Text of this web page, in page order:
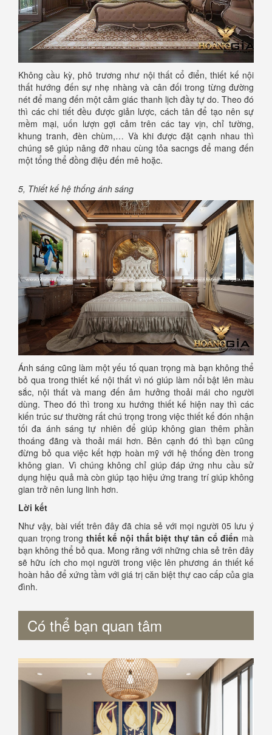
Không cầu kỳ, phô trương như nội thất cổ điển, thiết kế nội
thất hướng đến sự nhẹ nhàng và cân đối trong từng đường
nét để mang đến một cảm giác thanh lịch đầy tự do. Theo đó
thì các chi tiết đều được giản lược, cách tân để tạo nên sự
mềm mại, uốn lượn gợi cảm trên các tay vịn, chỉ tường,
khung tranh, đèn chùm,… Và khi được đặt cạnh nhau thì
chúng sẽ giúp nâng đỡ nhau cùng tỏa sacngs để mang đến
một tổng thể đồng điệu đến mê hoặc.
5, Thiết kế hệ thống ánh sáng
Ánh sáng cũng làm một yếu tố quan trọng mà bạn không thể
bỏ qua trong thiết kế nội thất vì nó giúp làm nổi bật lên màu
sắc, nội thất và mang đến âm hưởng thoải mái cho người
dùng. Theo đó thì trong xu hướng thiết kế hiện nay thì các
kiến trúc sư thường rất chú trọng trong việc thiết kế đón nhận
tối đa ánh sáng tự nhiên để giúp không gian thêm phần
thoáng đãng và thoải mái hơn. Bên cạnh đó thì bạn cũng
đừng bỏ qua việc kết hợp hoàn mỹ với hệ thống đèn trong
không gian. Vì chúng không chỉ giúp đáp ứng nhu cầu sử
dụng hiệu quả mà còn giúp tạo hiệu ứng trang trí giúp không
gian trở nên lung linh hơn.
Lời kết
Như vậy, bài viết trên đây đã chia sẻ với mọi người 05 lưu ý
quan trọng trong thiết kế nội thất biệt thự tân cổ điển mà
bạn không thể bỏ qua. Mong rằng với những chia sẻ trên đây
sẽ hữu ích cho mọi người trong việc lên phương án thiết kế
hoàn hảo để xứng tầm với giá trị căn biệt thự cao cấp của gia
đình.
Có thể bạn quan tâm